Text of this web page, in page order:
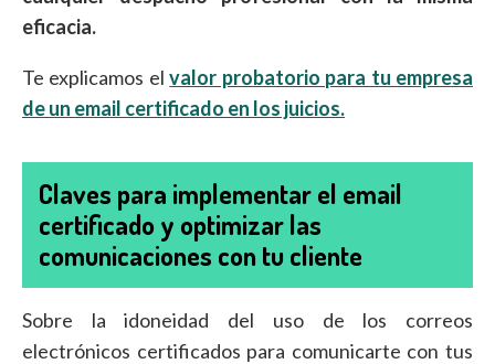
eficacia.
Te explicamos elvalor probatorio para tu empresa
de un email certificado en los juicios.
Claves para implementar el email
certificado y optimizar las
comunicaciones con tu cliente
Sobre la idoneidad del uso de los correos
electrónicos certificados para comunicarte con tus